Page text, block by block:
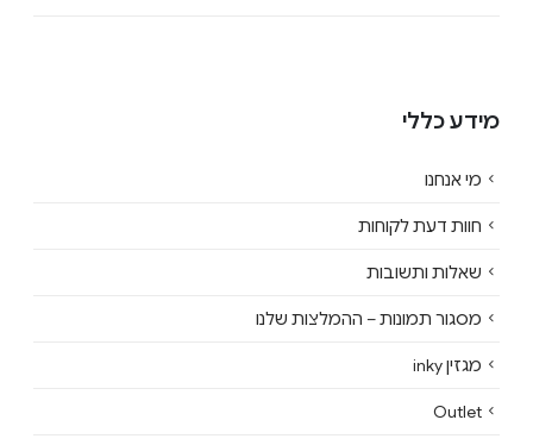
מידע כללי
מי אנחנו
חוות דעת לקוחות
שאלות ותשובות
מסגור תמונות – ההמלצות שלנו
מגזין inky
Outlet